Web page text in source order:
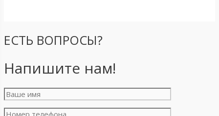
ЕСТЬ ВОПРОСЫ?
Напишите нам!